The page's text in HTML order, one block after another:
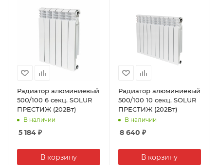
Радиатор алюминиевый
500/100 6 секц. SOLUR
ПРЕСТИЖ (202Вт)
В наличии
5 184 ₽
В корзину
Радиатор алюминиевый
500/100 10 секц. SOLUR
ПРЕСТИЖ (202Вт)
В наличии
8 640 ₽
В корзину